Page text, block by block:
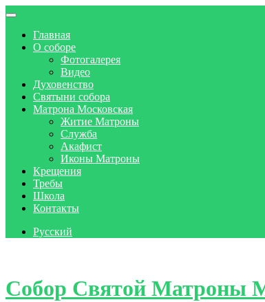
Главная
О соборе
Фотогалерея
Видео
Духовенство
Святыни собора
Матрона Московская
Житие Матроны
Служба
Акафист
Иконы Матроны
Крещения
Требы
Школа
Контакты
Русский
Собор Святой Матроны